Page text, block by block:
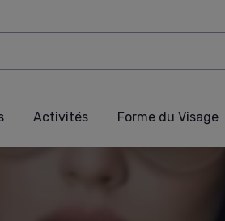
Activités Forme du Visage